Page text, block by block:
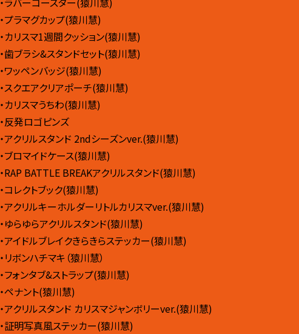
・プラマグカップ(猿川慧)
・カリスマ1週間クッション(猿川慧)
・歯ブラシ&スタンドセット(猿川慧)
・ワッペンバッジ(猿川慧)
・スクエアクリアポーチ(猿川慧)
・カリスマうちわ(猿川慧)
・反発ロゴピンズ
・アクリルスタンド 2ndシーズンver.(猿川慧)
・ブロマイドケース(猿川慧)
・RAP BATTLE BREAKアクリルスタンド(猿川慧)
・コレクトブック(猿川慧)
・アクリルキーホルダーリトルカリスマver.(猿川慧)
・ゆらゆらアクリルスタンド(猿川慧)
・アイドルブレイクきらきらステッカー(猿川慧)
・リボンハチマキ（猿川慧）
・フォンタブ&ストラップ(猿川慧)
・ペナント(猿川慧)
・アクリルスタンド カリスマジャンボリーver.(猿川慧)
・証明写真風ステッカー(猿川慧)